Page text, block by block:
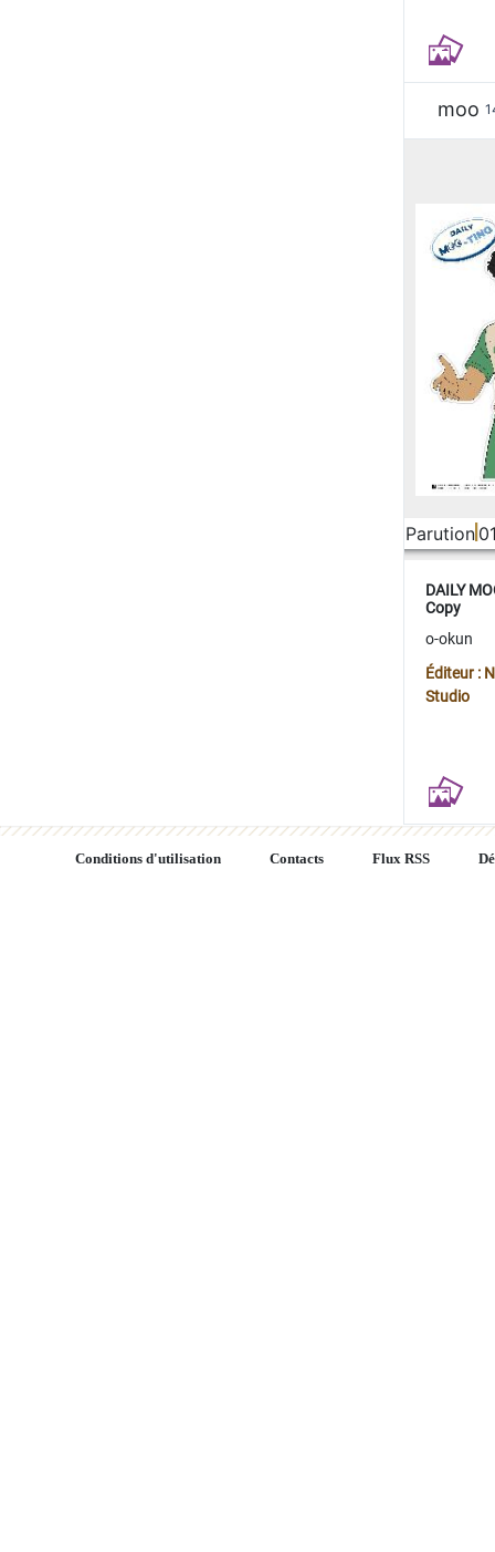
moo
Parution
DAILY
Copy
o-okun
Éditeur :
Studio
Conditions d'utilisation Contacts Flux RSS